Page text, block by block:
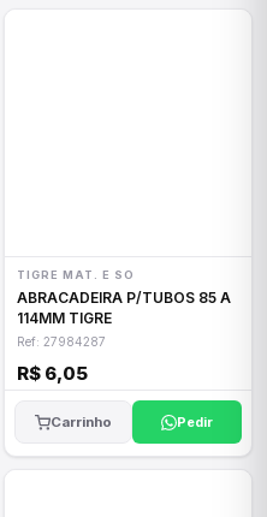
TIGRE MAT. E SO
ABRACADEIRA P/TUBOS 85 A
114MM TIGRE
Ref: 27984287
R$ 6,05
Carrinho Pedir